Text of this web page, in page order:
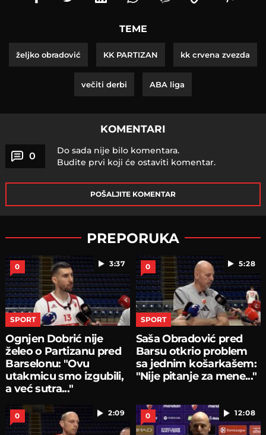
TEME
željko obradović KK PARTIZAN kk crvena zvezda
večiti derbi ABA liga
KOMENTARI
0
Do sada nije bilo komentara.
Budite prvi koji će ostaviti komentar.
POŠALJITE KOMENTAR
PREPORUKA
3:37
0
SPORT
Ognjen Dobrić nije
želeo o Partizanu pred
Barselonu: "Ovu
utakmicu smo izgubili,
a već sutra..."
5:28
0
SPORT
Saša Obradović pred
Barsu otkrio problem
sa jednim košarkašem:
"Nije pitanje za mene..."
2:09
0 12:08
0